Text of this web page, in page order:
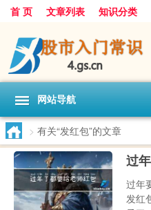
首 页 文章列表 知识分类
网站导航
> 有关“发红包”的文章
过
过年
发红